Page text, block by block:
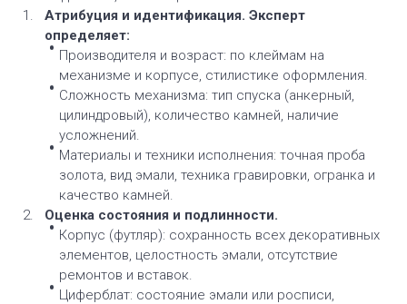
Атрибуция и идентификация. Эксперт
определяет:
Производителя и возраст: по клеймам на
механизме и корпусе, стилистике оформления.
Сложность механизма: тип спуска (анкерный,
цилиндровый), количество камней, наличие
усложнений.
Материалы и техники исполнения: точная проба
золота, вид эмали, техника гравировки, огранка и
качество камней.
Оценка состояния и подлинности.
Корпус (футляр): сохранность всех декоративных
элементов, целостность эмали, отсутствие
ремонтов и вставок.
Циферблат: состояние эмали или росписи,